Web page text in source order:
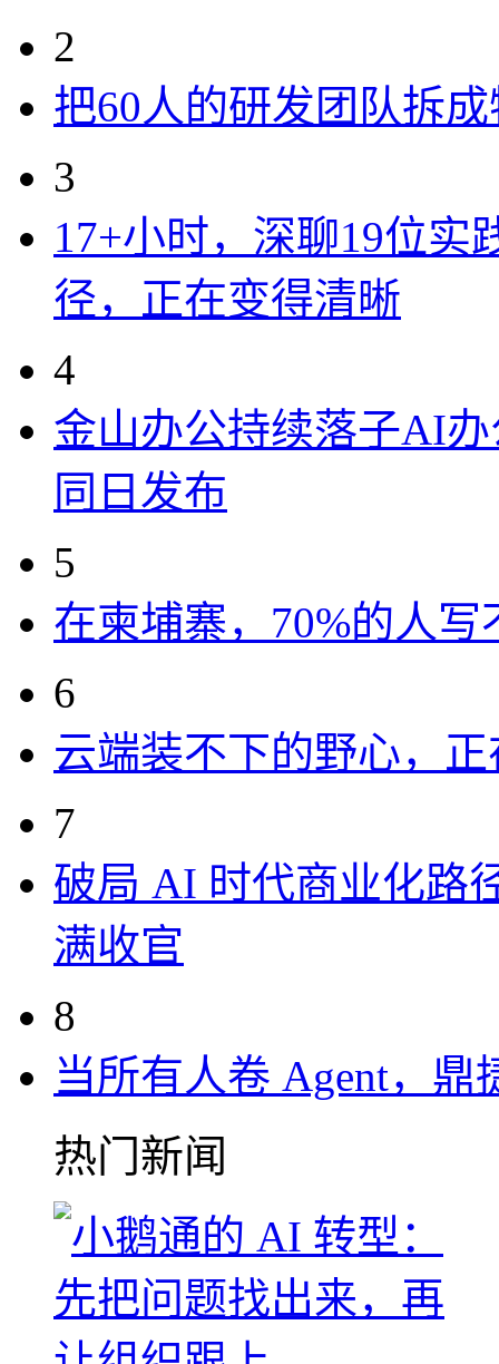
2
把60人的研发团队拆
3
17+小时，深聊19位实
径，正在变得清晰
4
金山办公持续落子AI办
同日发布
5
在柬埔寨，70%的人写
6
云端装不下的野心，
7
破局 AI 时代商业化路
满收官
8
当所有人卷 Agent，
热门新闻